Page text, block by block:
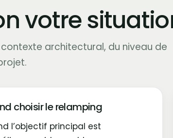
votre
architectural, du niveau de
choisir le relamping
l’objectif principal est